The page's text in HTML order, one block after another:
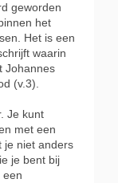
geworden
het
Het is een
waarin
Johannes
(v.3).
Je kunt
met een
je niet anders
je bent bij
een